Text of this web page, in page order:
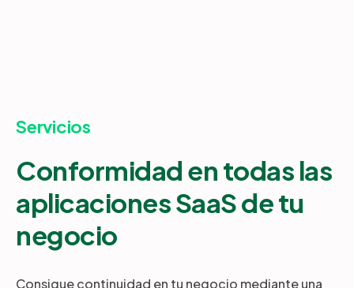
Servicios
Conformidad en todas las
aplicaciones SaaS de tu
negocio
Consigue continuidad en tu negocio mediante una